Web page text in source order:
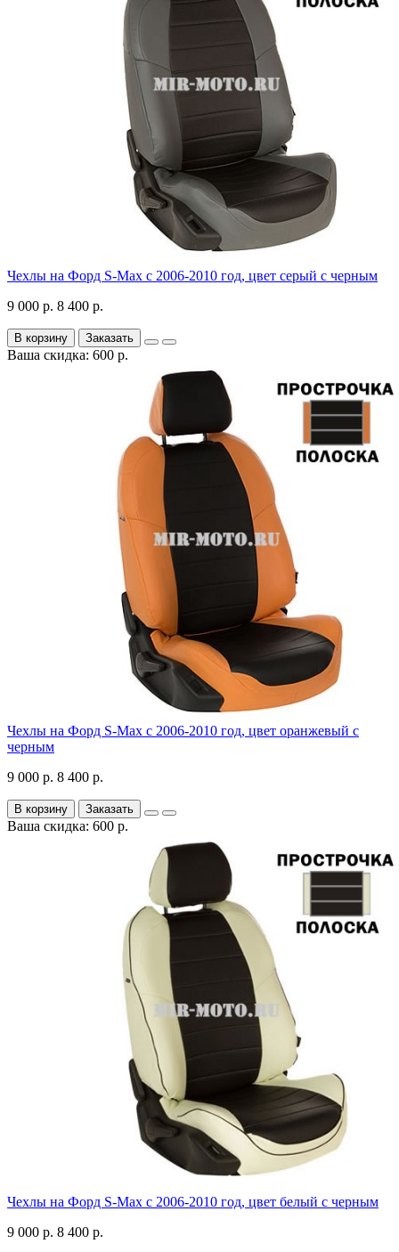
Чехлы на Форд S-Max с 2006-2010 год, цвет серый с черным
9 000 р. 8 400 р.
В корзину Заказать
Ваша скидка: 600 р.
Чехлы на Форд S-Max с 2006-2010 год, цвет оранжевый с
черным
9 000 р. 8 400 р.
В корзину Заказать
Ваша скидка: 600 р.
Чехлы на Форд S-Max с 2006-2010 год, цвет белый с черным
9 000 р. 8 400 р.